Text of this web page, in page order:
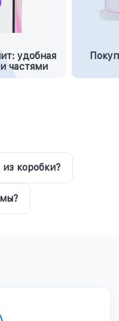
удобная
частями
коробки?